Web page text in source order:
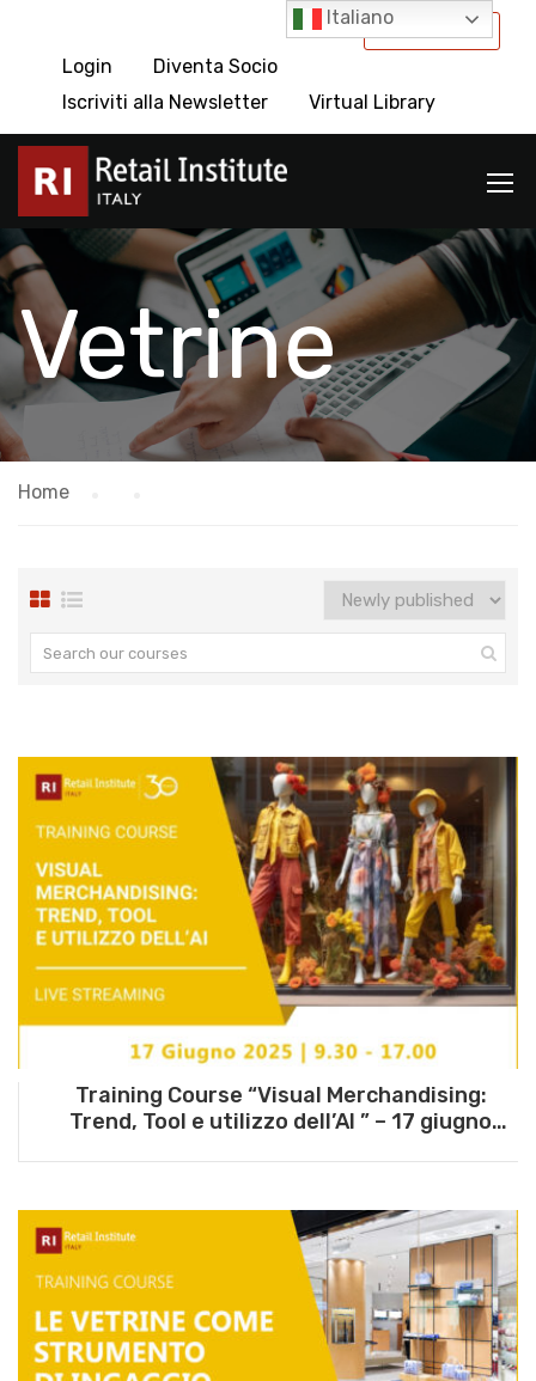
International
Login
Diventa Socio
Iscriviti alla Newsletter
Virtual Library
Vetrine
Home
Training Course “Visual Merchandising:
Trend, Tool e utilizzo dell’AI ” – 17 giugno
Italiano